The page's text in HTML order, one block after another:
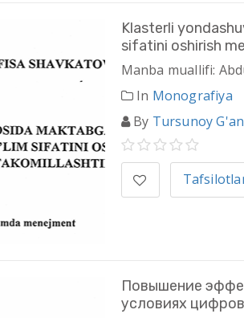
Klasterli
sifatini oshirish
Manba muallifi:
In Monografiya
By Tursunoy
Повышение
условиях